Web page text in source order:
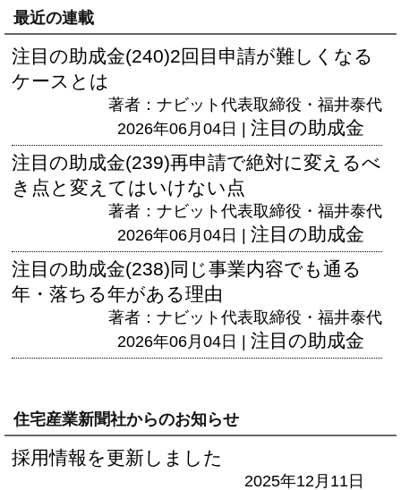
最近の連載
注目の助成金(240)2回目申請が難しくなる
ケースとは
著者：ナビット代表取締役・福井泰代
2026年06月04日 | 注目の助成金
注目の助成金(239)再申請で絶対に変えるべ
き点と変えてはいけない点
著者：ナビット代表取締役・福井泰代
2026年06月04日 | 注目の助成金
注目の助成金(238)同じ事業内容でも通る
年・落ちる年がある理由
著者：ナビット代表取締役・福井泰代
2026年06月04日 | 注目の助成金
住宅産業新聞社からのお知らせ
採用情報を更新しました
2025年12月11日